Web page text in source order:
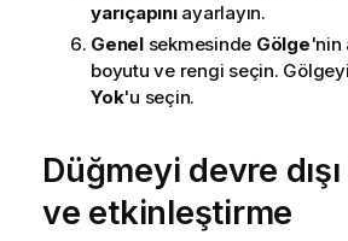
yarıçapınıayarlayın.
Genelsekmesinde Gölge'nin
boyutu ve rengi seçin.
Yok'u seçin.
Düğmeyi devre
ve etkinleştirme